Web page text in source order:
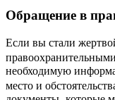
Обращение в
Если вы стали
необходимую
место и